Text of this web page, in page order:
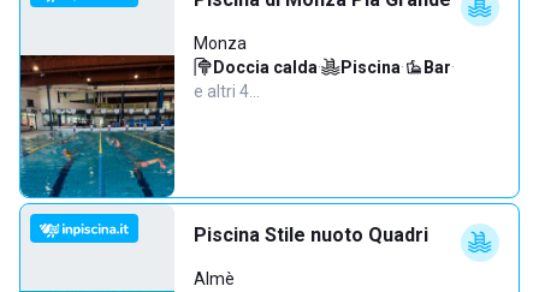
Monza
Doccia calda· Piscina· Bar·
e altri 4…
Piscina Stile nuoto Quadri
Almè